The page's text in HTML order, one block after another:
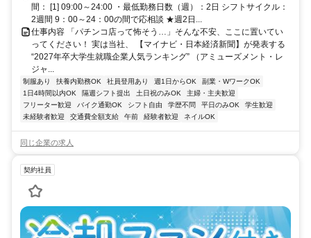
間： [1] 09:00～24:00 ・最低勤務日数（週）：2日 シフトサイクル：
2週間 9：00～24：00の間で応相談 ★週2日...
仕事内容 「パチンコ店って怖そう…」そんな不安、ここに置いてい
ってください！ 実は当社、 【マイナビ・日本経済新聞】が発表する
“2027年卒大学生就職企業人気ランキング” （アミューズメント・レ
ジャ...
制服あり 扶養内勤務OK 社員登用あり 週1日からOK
副業・WワークOK
1日4時間以内OK
隔週シフト提出 土日祝のみOK
主婦・主夫歓迎
フリーター歓迎
バイク通勤OK シフト自由 学歴不問 平日のみOK
学生歓迎
未経験者歓迎
交通費全額支給 午前 経験者歓迎 ネイルOK
同じ企業の求人
契約社員